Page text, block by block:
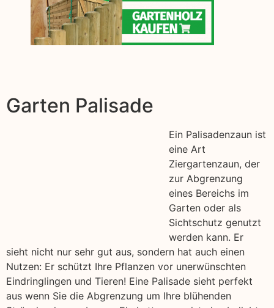
Garten Palisade
Ein Palisadenzaun ist
eine Art
Ziergartenzaun, der
zur Abgrenzung
eines Bereichs im
Garten oder als
Sichtschutz genutzt
werden kann. Er
sieht nicht nur sehr gut aus, sondern hat auch einen
Nutzen: Er schützt Ihre Pflanzen vor unerwünschten
Eindringlingen und Tieren! Eine Palisade sieht perfekt
aus wenn Sie die Abgrenzung um Ihre blühenden